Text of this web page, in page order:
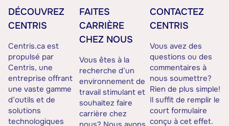
DÉCOUVREZ
CENTRIS
Centris.ca est
propulsé par
Centris, une
entreprise offrant
une vaste gamme
d’outils et de
solutions
technologiques
FAITES
CARRIÈRE
CHEZ NOUS
Vous êtes à la
recherche d’un
environnement de
travail stimulant et
souhaitez faire
carrière chez
CONTACTEZ
CENTRIS
Vous avez des
questions ou des
commentaires à
nous soumettre?
Rien de plus simple!
Il suffit de remplir le
court formulaire
conçu à cet effet.